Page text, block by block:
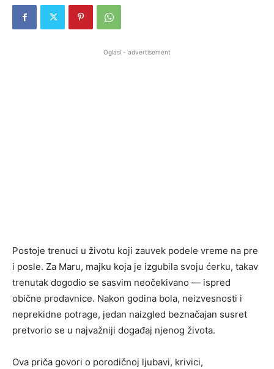
Oglasi - advertisement
Postoje trenuci u životu koji zauvek podele vreme na pre
i posle. Za Maru, majku koja je izgubila svoju ćerku, takav
trenutak dogodio se sasvim neočekivano — ispred
obične prodavnice. Nakon godina bola, neizvesnosti i
neprekidne potrage, jedan naizgled beznačajan susret
pretvorio se u najvažniji događaj njenog života.
Ova priča govori o porodičnoj ljubavi, krivici,